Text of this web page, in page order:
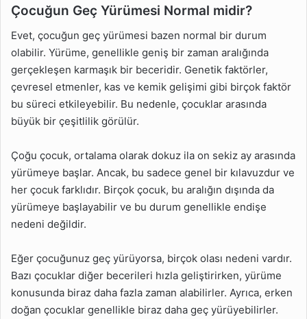
Olabiliriz?
Geç Yürüyen Çocuklar
İçin Ergoterapi Ne Zaman
Önerilir?
Geç Yürüyen Çocuklar
İçin Hangi Uzmanlara
Başvurulmalıdır?
Çocuğun Geç Yürümesi Normal midir?
Evet, çocuğun geç yürümesi bazen normal bir durum
olabilir. Yürüme, genellikle geniş bir zaman aralığında
gerçekleşen karmaşık bir beceridir. Genetik faktörler,
çevresel etmenler, kas ve kemik gelişimi gibi birçok faktör
bu süreci etkileyebilir. Bu nedenle, çocuklar arasında
büyük bir çeşitlilik görülür.
Çoğu çocuk, ortalama olarak dokuz ila on sekiz ay arasında
yürümeye başlar. Ancak, bu sadece genel bir kılavuzdur ve
her çocuk farklıdır. Birçok çocuk, bu aralığın dışında da
yürümeye başlayabilir ve bu durum genellikle endişe
nedeni değildir.
Eğer çocuğunuz geç yürüyorsa, birçok olası nedeni vardır.
Bazı çocuklar diğer becerileri hızla geliştirirken, yürüme
konusunda biraz daha fazla zaman alabilirler. Ayrıca, erken
doğan çocuklar genellikle biraz daha geç yürüyebilirler.